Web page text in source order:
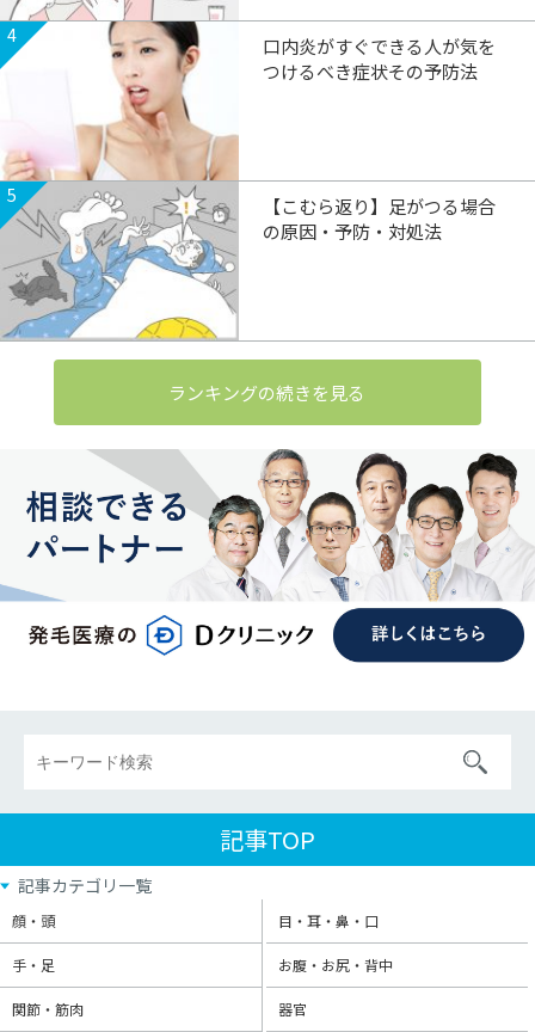
口内炎がすぐできる人が気を
つけるべき症状その予防法
4
【こむら返り】足がつる場合
の原因・予防・対処法
5
ランキングの続きを見る
記事TOP
記事カテゴリ一覧
顔・頭 目・耳・鼻・口
手・足 お腹・お尻・背中
関節・筋肉 器官